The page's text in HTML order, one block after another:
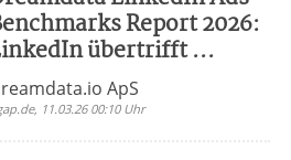
Report 2026:
übertrifft ...
ApS
11.03.26 00:10 Uhr